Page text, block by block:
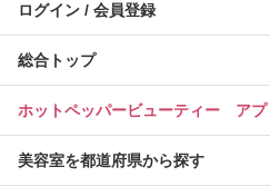
ログイン / 会員登録
総合トップ
ホットペッパービューティー アプ
美容室を都道府県から探す